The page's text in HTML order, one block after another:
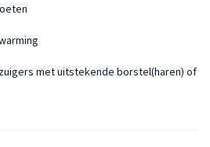
met uitstekende borstel(haren) of